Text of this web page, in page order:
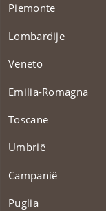
Piemonte
Lombardije
Veneto
Emilia-Romagna
Toscane
Umbrië
Campanië
Puglia